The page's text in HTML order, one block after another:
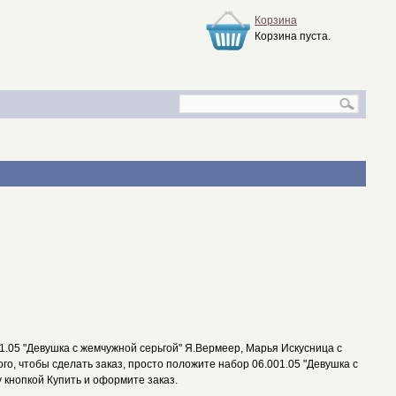
Корзина
Корзина пуста.
"Девушка с жемчужной серьгой" Я.Вермеер, Марья Искусница с
чтобы сделать заказ, просто положите набор 06.001.05 "Девушка с
Купить и оформите заказ.